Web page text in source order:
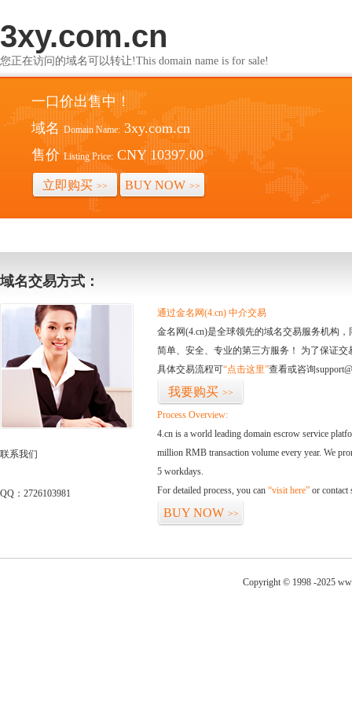
3xy.com.cn
您正在访问的域名可以转让!This domain name is for sale!
一口价出售中！
域名 Domain Name: 3xy.com.cn
售价 Listing Price: CNY 10397.00
立即购买 >> BUY NOW >>
域名交易方式：
联系我们
QQ：2726103981
通过金名网(4.cn) 中介交易
金名网(4.cn)是全球领先的域名交易服务机构
简单、安全、专业的第三方服务！ 为了保证
具体交易流程可“点击这里”查看或咨询
我要购买 >>
Process Overview:
4.cn is a world leading domain escrow service
million RMB transaction volume every year. We
5 workdays.
For detailed process, you can “visit here” or contact
BUY NOW >>
Copyright © 1998 -2025